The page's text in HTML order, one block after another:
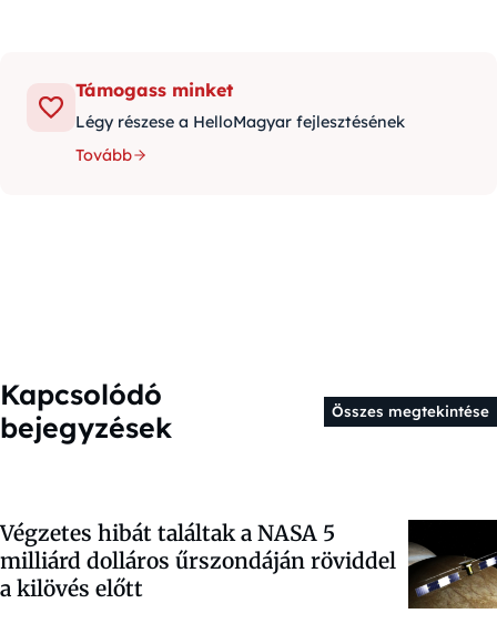
Támogass minket
Légy részese a HelloMagyar fejlesztésének
Tovább
Kapcsolódó
bejegyzések
Összes megtekintése
Végzetes hibát találtak a NASA 5
milliárd dolláros űrszondáján röviddel
a kilövés előtt